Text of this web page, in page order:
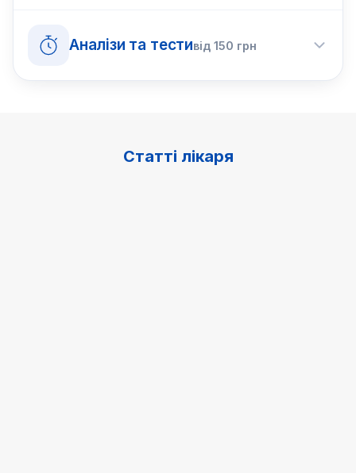
Аналізи та тестивід 150 грн
Статті лікаря